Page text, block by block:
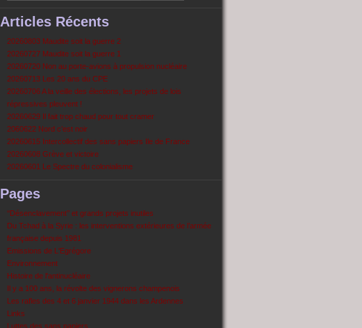
Articles Récents
20260803 Maudite soit la guerre 2
20260727 Maudite soit la guerre 1
20260720 Non au porte-avions à propulsion nucléaire
20260713 Les 20 ans du CPE
20260706 A la veille des élections, les projets de lois
répressives pleuvent !
20260629 Il fait trop chaud pour tout cramer
2060622 Nord c’est noir
20260615 Intercollectif des sans papiers Ile de France
20260608 Grève et victoire
20260601 Le Spectre du colonialisme
Pages
‘‘Désenclavement’’ et grands projets inutiles
Du Tchad à la Syrie : les interventions extérieures de l’armée
française depuis 1981
Emissions de L'Egrégore
Environnement
Histoire de l'antinucléaire
Il y a 100 ans, la révolte des vignerons champenois
Les rafles des 4 et 6 janvier 1944 dans les Ardennes
Links
Luttes des sans papiers